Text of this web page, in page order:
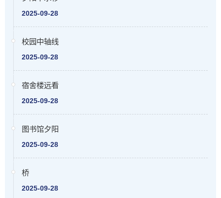
2025-09-28
校园中轴线
2025-09-28
宿舍楼远看
2025-09-28
图书馆夕阳
2025-09-28
桥
2025-09-28